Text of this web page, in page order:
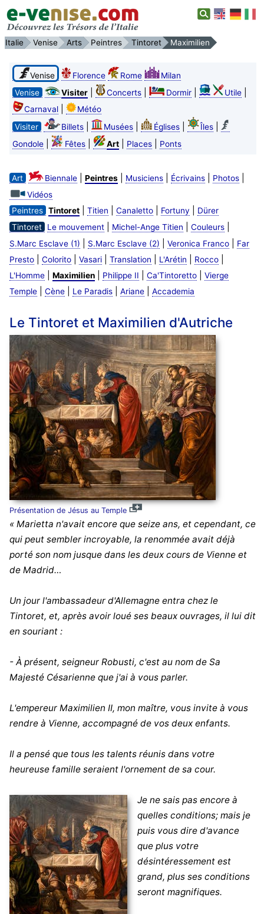
Italie Venise Arts Peintres Tintoret Maximilien
Venise Florence Rome
Milan
Venise
Visiter| Concerts| Dormir| Utile|
Carnaval|
Météo
Visiter
Billets| Musées| Églises| Îles|
Gondole| Fêtes| Art| Places| Ponts
Art Biennale| Peintres| Musiciens| Écrivains| Photos|
Vidéos
Peintres Tintoret| Titien Canaletto| Fortuny
Dürer
Tintoret
Le mouvement| Michel-Ange Titien Couleurs|
S.Marc Esclave (1) S.Marc Esclave (2) Veronica Franco|
Far
Presto| Colorito| Vasari| Translation L'Arétin Rocco|
L'Homme| Maximilien| Philippe II Ca'Tintoretto| Vierge
Temple| Cène| Le Paradis| Ariane| Accademia
Le Tintoret et Maximilien d'Autriche
Présentation de Jésus au Temple
« Marietta n'avait encore que seize ans, et cependant, ce
qui peut sembler incroyable, la renommée avait déjà
porté son nom jusque dans les deux cours de Vienne et
de Madrid…
Un jour l'ambassadeur d'Allemagne entra chez le
Tintoret, et, après avoir loué ses beaux ouvrages, il lui dit
en souriant :
- À présent, seigneur Robusti, c'est au nom de Sa
Majesté Césarienne que j'ai à vous parler.
L'empereur Maximilien II, mon maître, vous invite à vous
rendre à Vienne, accompagné de vos deux enfants.
Il a pensé que tous les talents réunis dans votre
heureuse famille seraient l'ornement de sa cour.
Je ne sais pas encore à
quelles conditions; mais je
puis vous dire d'avance
que plus votre
désintéressement est
grand, plus ses conditions
seront magnifiques.